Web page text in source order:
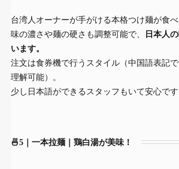
台湾人オーナーが手がける本格つけ麺が食べ
味の濃さや麺の硬さも調整可能で、
日本人
います。
注文は食券機で行うスタイル（中国語表記
理解可能）。
少し日本語ができるスタッフもいて安心です
🍜5｜一本拉麺｜鶏白湯が美味！